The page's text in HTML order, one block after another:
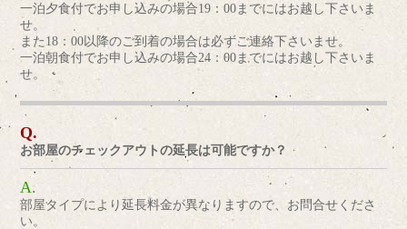
一泊夕食付でお申し込みの場合19：00までにはお越し下さいま
せ。
また18：00以降のご到着の場合は必ずご連絡下さいませ。
一泊朝食付でお申し込みの場合24：00までにはお越し下さいま
せ。
お部屋のチェックアウトの延長は可能ですか？
部屋タイプにより延長料金が異なりますので、お問合せくださ
い。